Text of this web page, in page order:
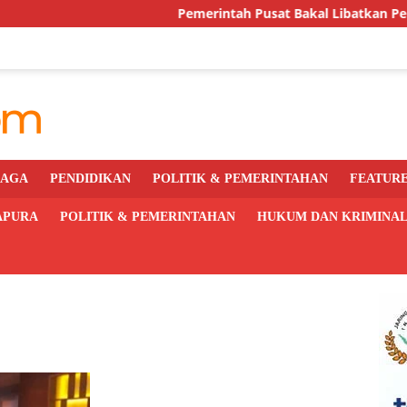
Pemerintah Pusat Bakal Libatkan Pemda Awasi
PENDIDIKAN POLITIK & PEMERINTAHAN
POLITIK & PEMERINTAHAN HUKUM DAN KRIMINAL